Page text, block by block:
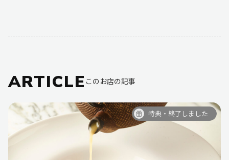
ARTICLE このお店の記事
特典・終了しました